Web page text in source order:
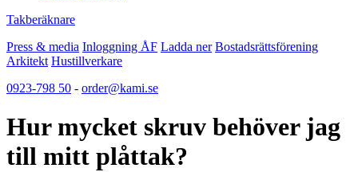
Takberäknare
Press & media Inloggning ÅF Ladda ner Bostadsrättsförening
Arkitekt Hustillverkare
0923-798 50 - order@kami.se
Hur mycket skruv behöver jag
till mitt plåttak?